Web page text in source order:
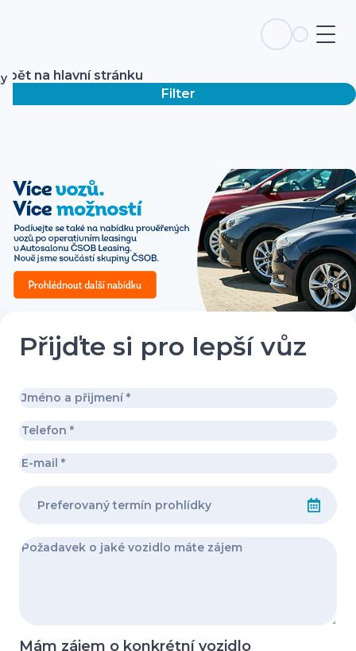
Zpět na hlavní stránku
Filter
Přijďte si pro lepší vůz
Mám zájem o konkrétní vozidlo